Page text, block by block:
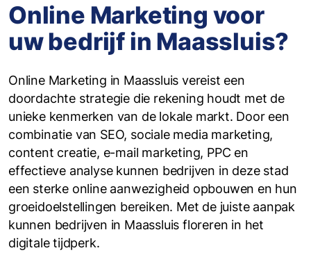
Online Marketing voor
uw bedrijf in Maassluis?
Online Marketing in Maassluis vereist een
doordachte strategie die rekening houdt met de
unieke kenmerken van de lokale markt. Door een
combinatie van SEO, sociale media marketing,
content creatie, e-mail marketing, PPC en
effectieve analyse kunnen bedrijven in deze stad
een sterke online aanwezigheid opbouwen en hun
groeidoelstellingen bereiken. Met de juiste aanpak
kunnen bedrijven in Maassluis floreren in het
digitale tijdperk.